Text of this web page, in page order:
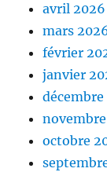
avril 2026
mars
février
janvier
décembre
octobre